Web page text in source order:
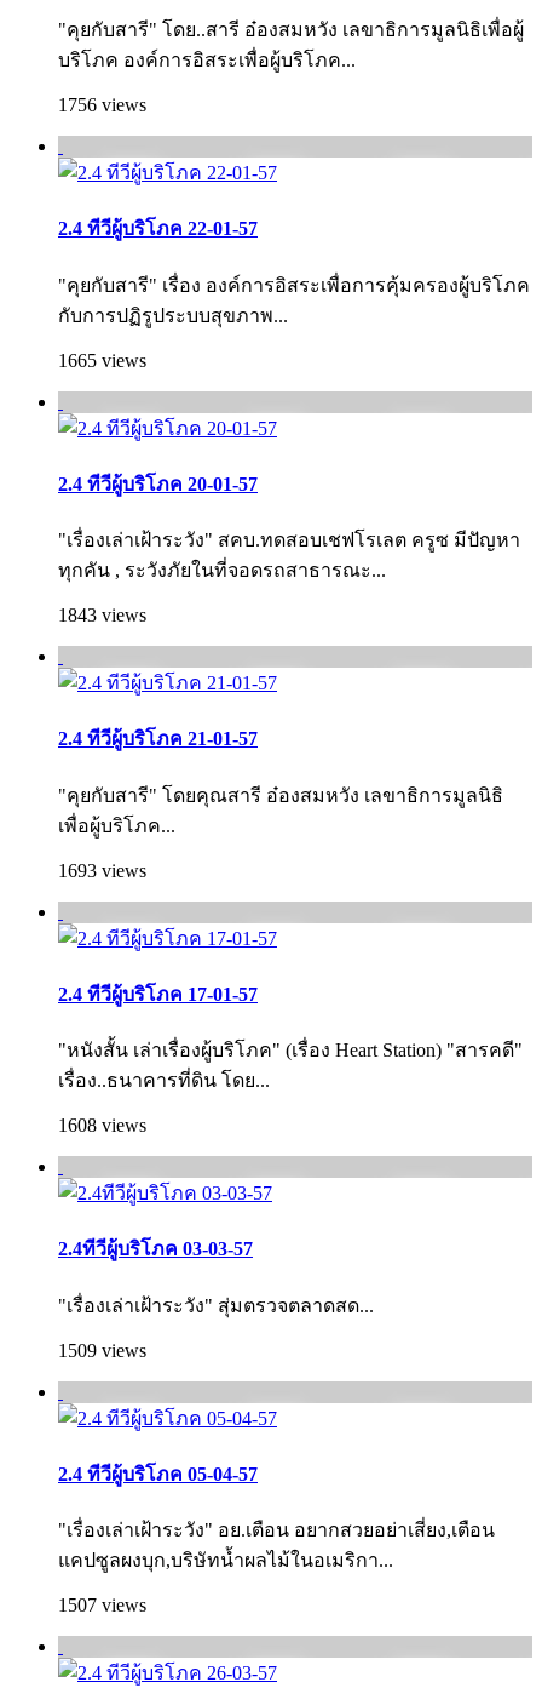
"คุยกับสารี" โดย..สารี อ๋องสมหวัง เลขาธิการมูลนิธิเพื่อผู้
บริโภค องค์การอิสระเพื่อผู้บริโภค...
1756 views
2.4 ทีวีผู้บริโภค 22-01-57
"คุยกับสารี" เรื่อง องค์การอิสระเพื่อการคุ้มครองผู้บริโภค
กับการปฏิรูประบบสุขภาพ...
1665 views
2.4 ทีวีผู้บริโภค 20-01-57
"เรื่องเล่าเฝ้าระวัง" สคบ.ทดสอบเชฟโรเลต ครูซ มีปัญหา
ทุกคัน , ระวังภัยในที่จอดรถสาธารณะ...
1843 views
2.4 ทีวีผู้บริโภค 21-01-57
"คุยกับสารี" โดยคุณสารี อ๋องสมหวัง เลขาธิการมูลนิธิ
เพื่อผู้บริโภค...
1693 views
2.4 ทีวีผู้บริโภค 17-01-57
"หนังสั้น เล่าเรื่องผู้บริโภค" (เรื่อง Heart Station) "สารคดี"
เรื่อง..ธนาคารที่ดิน โดย...
1608 views
2.4ทีวีผู้บริโภค 03-03-57
"เรื่องเล่าเฝ้าระวัง" สุ่มตรวจตลาดสด...
1509 views
2.4 ทีวีผู้บริโภค 05-04-57
"เรื่องเล่าเฝ้าระวัง" อย.เตือน อยากสวยอย่าเสี่ยง,เตือน
แคปซูลผงบุก,บริษัทน้ำผลไม้ในอเมริกา...
1507 views